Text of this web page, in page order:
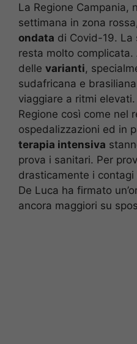
La Regione Campania,
settimana in zona
ondata di Covid-19. La
resta molto
delle varianti,
sudafricana e
viaggiare a ritmi
Regione così come nel
ospedalizzazioni ed in
terapia intensiva
prova i sanitari. Per
drasticamente i
De Luca ha firmato
ancora maggiori su